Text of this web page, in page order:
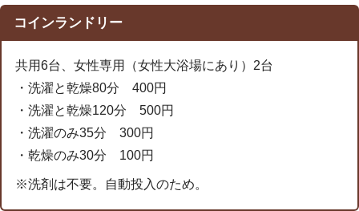
コインランドリー
共用6台、女性専用（女性大浴場にあり）2台
・洗濯と乾燥80分 400円
・洗濯と乾燥120分 500円
・洗濯のみ35分 300円
・乾燥のみ30分 100円
※洗剤は不要。自動投入のため。